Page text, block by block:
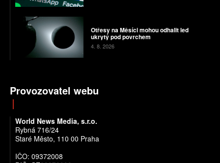
Otřesy na Měsíci mohou odhalit led
ukrytý pod povrchem
4. 8. 2026
Provozovatel webu
World News Media, s.r.o.
Rybná 716/24
Staré Město, 110 00 Praha
IČO: 09372008